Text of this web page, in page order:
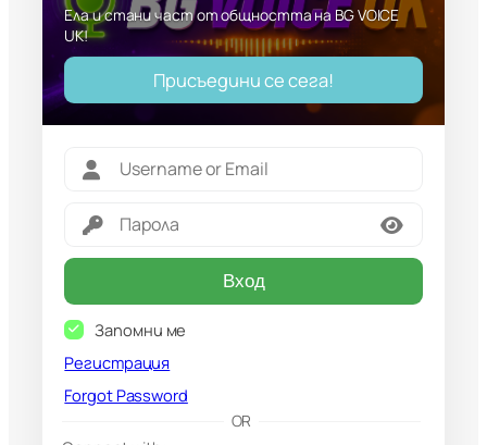
Ела и стани част от общността на BG VOICE
UK!
Присъедини се сега!
Вход
Запомни ме
Регистрация
Forgot Password
OR